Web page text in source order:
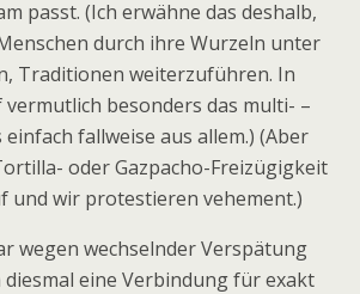
passt. (Ich erwähne das deshalb,
durch ihre Wurzeln unter
Traditionen weiterzuführen. In
vermutlich besonders das multi- –
fallweise aus allem.) (Aber
oder Gazpacho-Freizügigkeit
und wir protestieren vehement.)
wegen wechselnder Verspätung
diesmal eine Verbindung für exakt